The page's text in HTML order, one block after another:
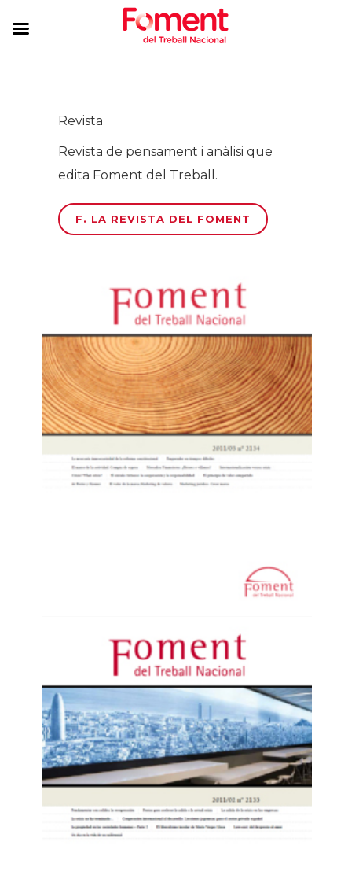
Revista
Revista de pensament i anàlisi que
edita Foment del Treball.
F. LA REVISTA DEL FOMENT